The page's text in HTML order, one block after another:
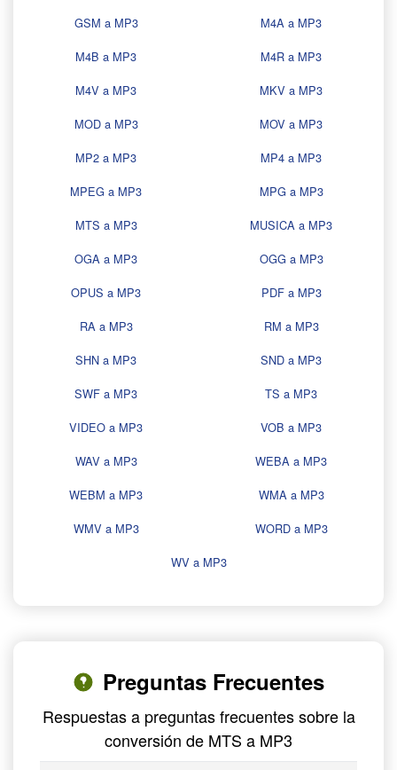
GSM a MP3
M4A a MP3
M4B a MP3
M4R a MP3
M4V a MP3
MKV a MP3
MOD a MP3
MOV a MP3
MP2 a MP3
MP4 a MP3
MPEG a MP3
MPG a MP3
MTS a MP3
MUSICA a MP3
OGA a MP3
OGG a MP3
OPUS a MP3
PDF a MP3
RA a MP3
RM a MP3
SHN a MP3
SND a MP3
SWF a MP3
TS a MP3
VIDEO a MP3
VOB a MP3
WAV a MP3
WEBA a MP3
WEBM a MP3
WMA a MP3
WMV a MP3
WORD a MP3
WV a MP3
Preguntas Frecuentes
Respuestas a preguntas frecuentes sobre la
conversión de MTS a MP3